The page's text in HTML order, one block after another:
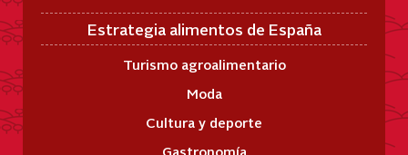
Estrategia alimentos de España
Turismo agroalimentario
Moda
Cultura y deporte
Gastronomía